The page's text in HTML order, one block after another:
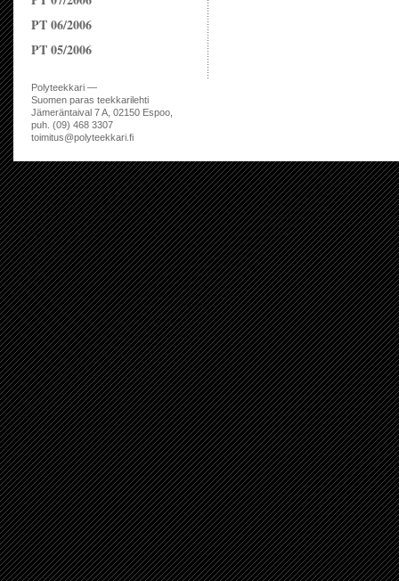
PT 06/2006
PT 05/2006
Polyteekkari —
Suomen paras teekkarilehti
Jämeräntaival 7 A, 02150 Espoo,
puh. (09) 468 3307
toimitus@polyteekkari.fi